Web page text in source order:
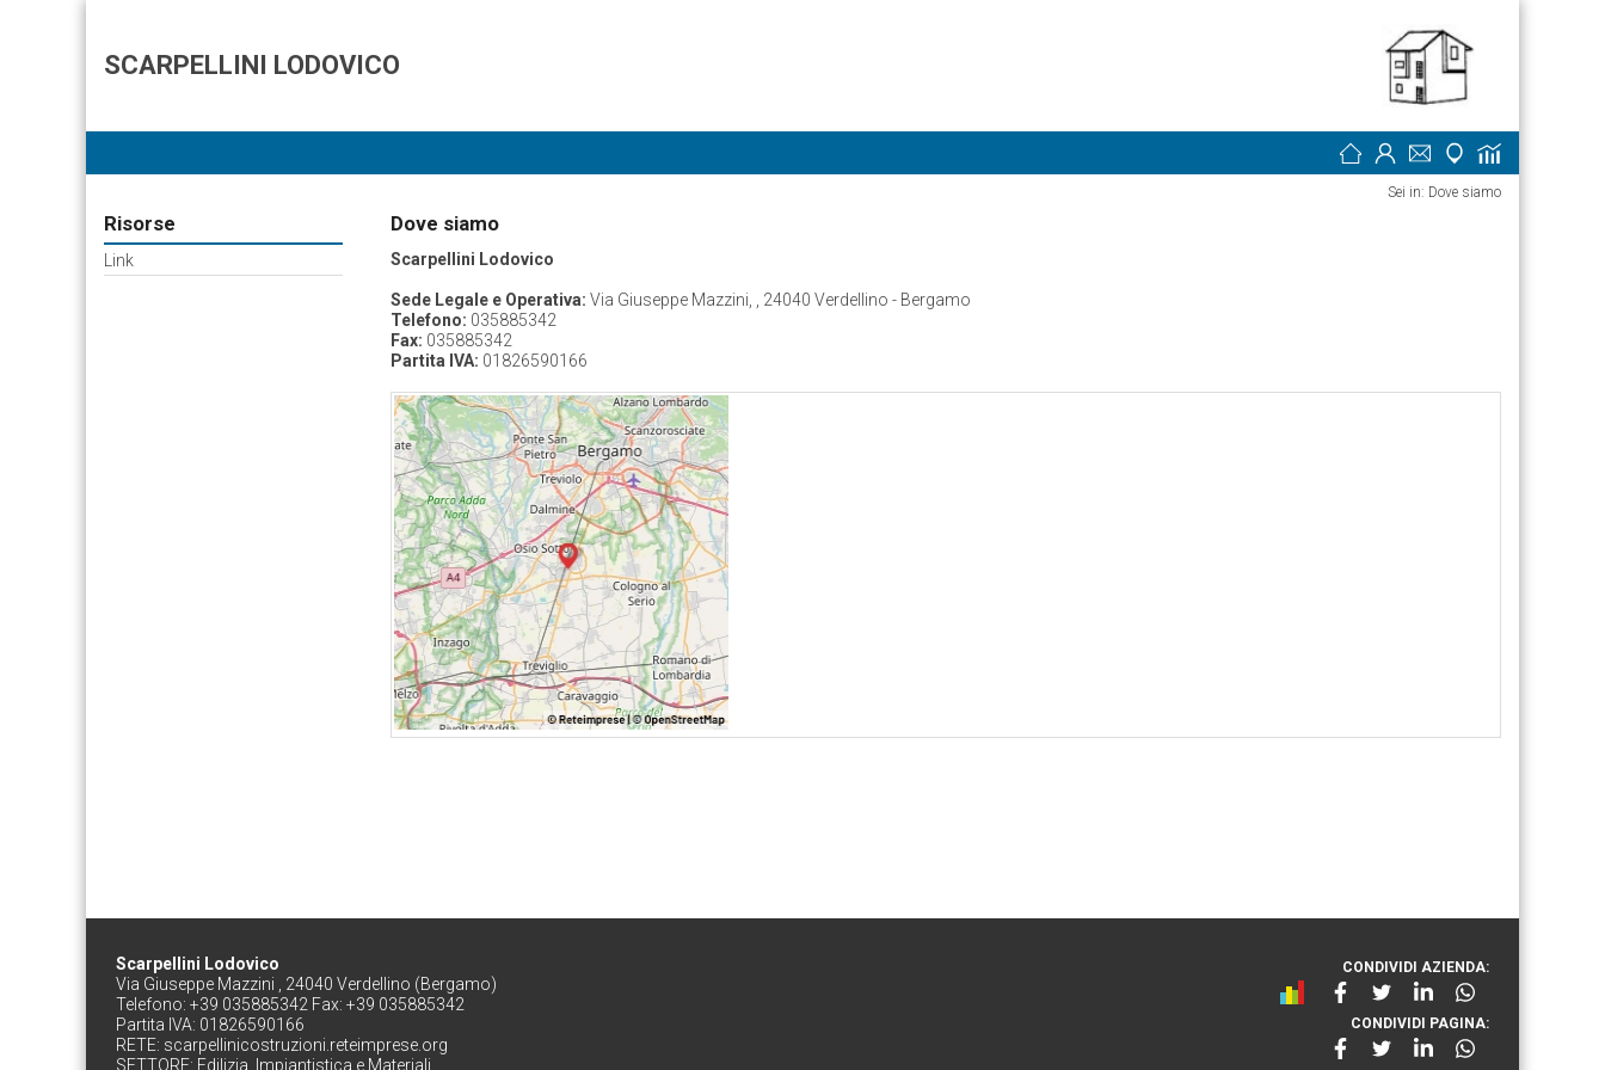
SCARPELLINI LODOVICO
Risorse
Link
Sei in: Dove siamo
Dove siamo
Scarpellini Lodovico
Sede Legale e Operativa: Via Giuseppe Mazzini, , 24040 Verdellino - Bergamo
Telefono: 035885342
Fax: 035885342
Partita IVA: 01826590166
Scarpellini Lodovico
Via Giuseppe Mazzini , 24040 Verdellino (Bergamo)
Telefono: +39 035885342 Fax: +39 035885342
Partita IVA: 01826590166
RETE: scarpellinicostruzioni.reteimprese.org
SETTORE: Edilizia, Impiantistica e Materiali
CONDIVIDI AZIENDA:
CONDIVIDI PAGINA: